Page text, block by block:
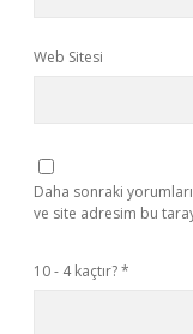
Web Sitesi
Daha sonraki
ve site adresim bu
10 - 4 kaçtır?*